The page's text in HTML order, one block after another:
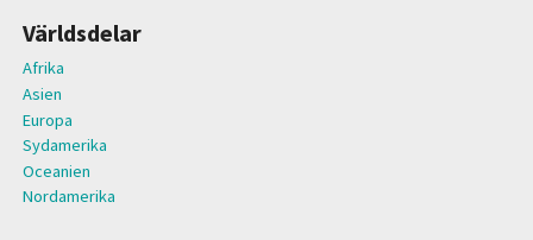
Världsdelar
Afrika
Asien
Europa
Sydamerika
Oceanien
Nordamerika